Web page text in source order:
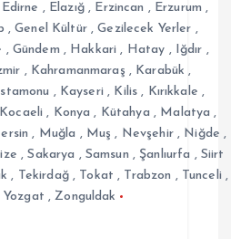
Edirne , Elazığ, Erzincan , Erzurum ,
,Genel Kültür,Gezilecek Yerler ,
, Gündem , Hakkari , Hatay , Iğdır ,
, Kahramanmaraş , Karabük ,
, Kayseri , Kilis , Kırıkkale ,
Kocaeli , Konya , Kütahya , Malatya ,
, Muğla , Muş , Nevşehir, Niğde ,
,Sakarya , Samsun , Şanlıurfa , Siirt
, Tekirdağ, Tokat , Trabzon , Tunceli ,
Yozgat ,Zonguldak